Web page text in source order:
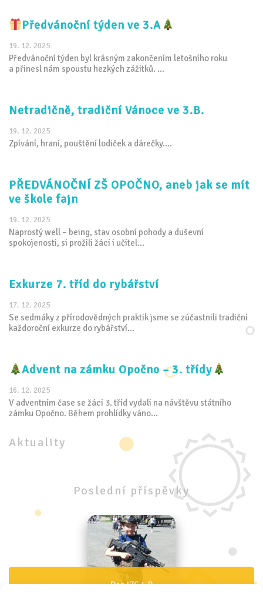
Předvánoční týden ve 3.A
19. 12. 2025
Předvánoční týden byl krásným zakončením letošního roku
a přinesl nám spoustu hezkých zážitků. ...
Netradičně, tradiční Vánoce ve 3.B.
19. 12. 2025
Zpívání, hraní, pouštění lodiček a dárečky....
PŘEDVÁNOČNÍ ZŠ OPOČNO, aneb jak se mít
ve škole fajn
19. 12. 2025
Naprostý well – being, stav osobní pohody a duševní
spokojenosti, si prožili žáci i učitel...
Exkurze 7. tříd do rybářství
17. 12. 2025
Se sedmáky z přírodovědných praktik jsme se zúčastnili tradiční
každoroční exkurze do rybářství...
Advent na zámku Opočno – 3. třídy
16. 12. 2025
V adventním čase se žáci 3. tříd vydali na návštěvu státního
zámku Opočno. Během prohlídky váno...
Aktuality
Poslední příspěvky
Den IZS 4.B